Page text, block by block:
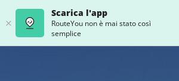
Scarica l'app
RouteYou non è mai stato così
semplice